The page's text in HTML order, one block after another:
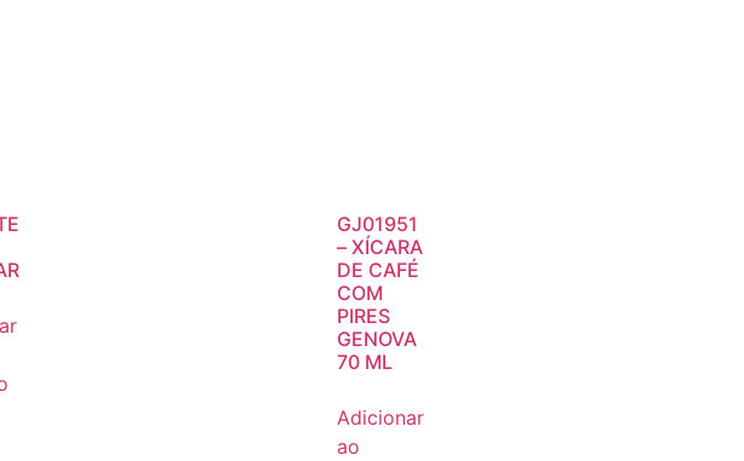
GJ01951
– XÍCARA
DE CAFÉ
COM
PIRES
GENOVA
70 ML
Adicionar
ao